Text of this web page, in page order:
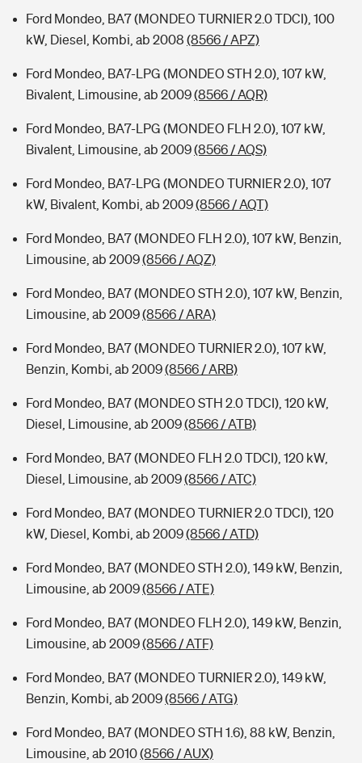
Ford Mondeo, BA7 (MONDEO TURNIER 2.0 TDCI), 100
kW, Diesel, Kombi, ab 2008 (8566 / APZ)
Ford Mondeo, BA7-LPG (MONDEO STH 2.0), 107 kW,
Bivalent, Limousine, ab 2009(8566 / AQR)
Ford Mondeo, BA7-LPG (MONDEO FLH 2.0), 107 kW,
Bivalent, Limousine, ab 2009(8566 / AQS)
Ford Mondeo, BA7-LPG (MONDEO TURNIER 2.0), 107
kW, Bivalent, Kombi, ab 2009(8566 / AQT)
Ford Mondeo, BA7 (MONDEO FLH 2.0), 107 kW, Benzin,
Limousine, ab 2009(8566 / AQZ)
Ford Mondeo, BA7 (MONDEO STH 2.0), 107 kW, Benzin,
Limousine, ab 2009(8566 / ARA)
Ford Mondeo, BA7 (MONDEO TURNIER 2.0), 107 kW,
Benzin, Kombi, ab 2009(8566 / ARB)
Ford Mondeo, BA7 (MONDEO STH 2.0 TDCI), 120 kW,
Diesel, Limousine, ab 2009(8566 / ATB)
Ford Mondeo, BA7 (MONDEO FLH 2.0 TDCI), 120 kW,
Diesel, Limousine, ab 2009(8566 / ATC)
Ford Mondeo, BA7 (MONDEO TURNIER 2.0 TDCI), 120
kW, Diesel, Kombi, ab 2009(8566 / ATD)
Ford Mondeo, BA7 (MONDEO STH 2.0), 149 kW, Benzin,
Limousine, ab 2009(8566 / ATE)
Ford Mondeo, BA7 (MONDEO FLH 2.0), 149 kW, Benzin,
Limousine, ab 2009(8566 / ATF)
Ford Mondeo, BA7 (MONDEO TURNIER 2.0), 149 kW,
Benzin, Kombi, ab 2009(8566 / ATG)
Ford Mondeo, BA7 (MONDEO STH 1.6), 88 kW, Benzin,
Limousine, ab 2010(8566 / AUX)